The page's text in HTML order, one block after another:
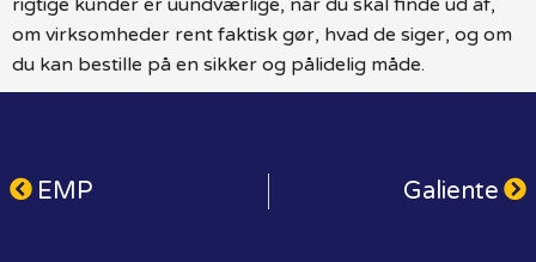
om virksomheder rent faktisk gør, hvad de siger, og om
du kan bestille på en sikker og pålidelig måde.
EMP Galiente